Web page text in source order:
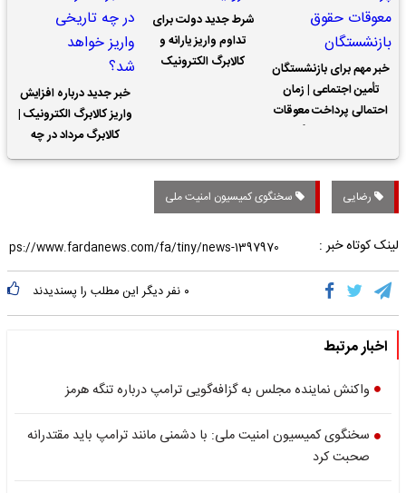
خبر مهم برای بازنشستگان
تأمین اجتماعی | زمان
احتمالی پرداخت معوقات
شرط جدید دولت برای
تداوم واریز یارانه و
کالابرگ الکترونیک
خبر جدید درباره افزایش
واریز کالابرگ الکترونیک |
کالابرگ مرداد در چه
تاریخی واریز خواهد شد؟
رضایی سخنگوی کمیسیون امنیت ملی
لینک کوتاه خبر :
۰ نفر دیگر این مطلب را پسندیدند
اخبار مرتبط
واکنش نماینده مجلس به گزافه‌گویی ترامپ درباره تنگه هرمز
سخنگوی کمیسیون امنیت ملی: با دشمنی مانند ترامپ باید مقتدرانه
صحبت کرد